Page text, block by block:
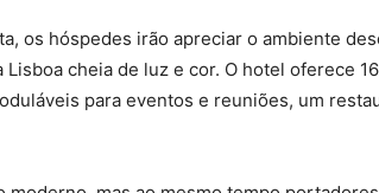
os hóspedes irão apreciar o ambiente
cheia de luz e cor. O hotel oferece
para eventos e reuniões, um